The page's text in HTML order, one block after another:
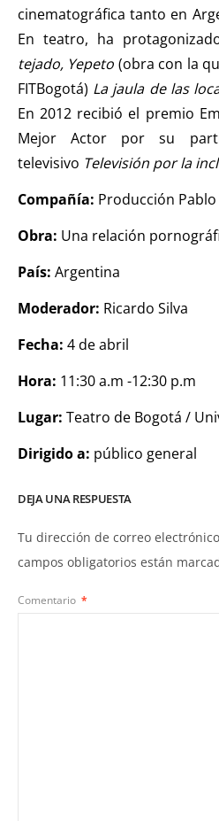
cinematográfica tanto en
En teatro, ha
tejado, Yepeto (obra con la
FITBogotá) La jaula de las
En 2012 recibió el premio
Mejor Actor por su
televisivo Televisión por la
Compañía: Producción
Obra: Una relación
País: Argentina
Moderador: Ricardo Silva
Fecha: 4 de abril
Hora: 11:30 a.m -12:30 p.m
Lugar: Teatro de Bogotá /
Dirigido a: público general
DEJA UNA RESPUESTA
Tu dirección de correo
campos obligatorios están
Comentario *